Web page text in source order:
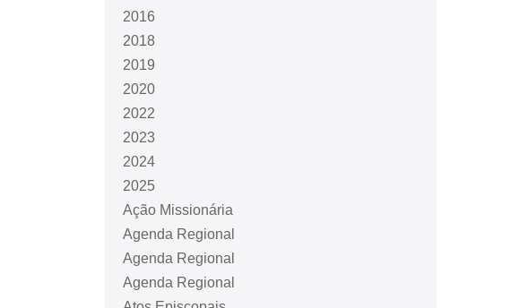
2016
2018
2019
2020
2022
2023
2024
2025
Ação Missionária
Agenda Regional
Agenda Regional
Agenda Regional